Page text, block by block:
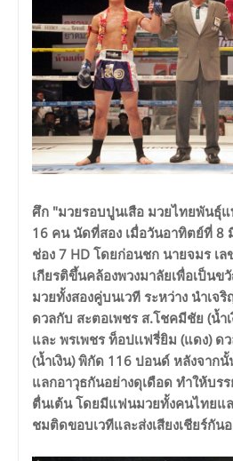
ศึก "มวยรอบปูนเสือ มวยไทยพันธุ์
16 คน นัดที่สอง เมื่อวันอาทิตย์ที่ 8
ช่อง 7 HD โดยก่อนชก นายจมร เ
เกียรติขึ้นคล้องพวงมาลัยเพื่อเป็น
มวยทั้งสองคู่บนเวที ระหว่าง นําเจ
ดวลกับ สะตอเพชร ส.โชคมีชัย (น้ำ
และ พรเพชร ท็อปเเฟรี่ยิม (แดง)
(น้ำเงิน) พิกัด 116 ปอนด์ หลังจาก
แลกอาวุธกันอย่างดุเดือด ทำให้บร
ตื่นเต้น โดยมีแฟนมวยทั้งคนไทยแ
ชมติดขอบเวทีและส่งเสียงเชียร์กัน